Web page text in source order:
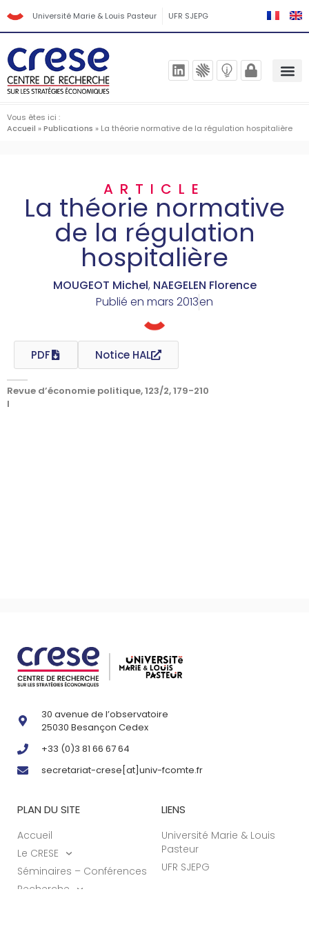
Université Marie & Louis Pasteur UFR SJEPG
Vous êtes ici :
Accueil »Publications » La théorie normative de la régulation hospitalière
ARTICLE
La théorie normative
de la régulation
hospitalière
MOUGEOT Michel, NAEGELEN Florence
Publié en mars 2013en
PDF Notice HAL
Revue d’économie politique, 123/2, 179-210
I
30 avenue de l’observatoire
25030 Besançon Cedex
+33 (0)3 81 66 67 64
secretariat-crese[at]univ-fcomte.fr
PLAN DU SITE
Accueil
Le CRESE
Séminaires – Conférences
Recherche
LIENS
Université Marie & Louis
Pasteur
UFR SJEPG